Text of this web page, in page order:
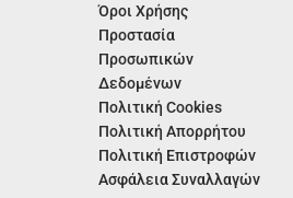
Όροι Χρήσης
Προστασία
Προσωπικών
Δεδομένων
Πολιτική Cookies
Πολιτική Απορρήτου
Πολιτική Επιστροφών
Ασφάλεια Συναλλαγών